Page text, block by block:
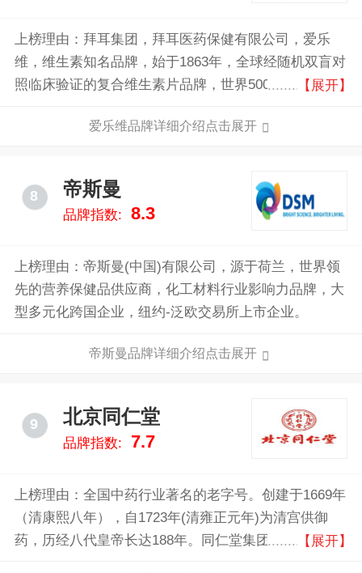
上榜理由：拜耳集团，拜耳医药保健有限公司，爱乐
维，维生素知名品牌，始于1863年，全球经随机双盲对
照临床验证的复合维生素片品牌，世界500强企业，世
【展开】
爱乐维品牌详细介绍点击展开
8 帝斯曼
品牌指数: 8.3
上榜理由：帝斯曼(中国)有限公司，源于荷兰，世界领
先的营养保健品供应商，化工材料行业影响力品牌，大
型多元化跨国企业，纽约-泛欧交易所上市企业。
帝斯曼品牌详细介绍点击展开
9 北京同仁堂
品牌指数: 7.7
上榜理由：全国中药行业著名的老字号。创建于1669年
（清康熙八年），自1723年(清雍正元年)为清宫供御
药，历经八代皇帝长达188年。同仁堂集团坚持以中医
【展开】